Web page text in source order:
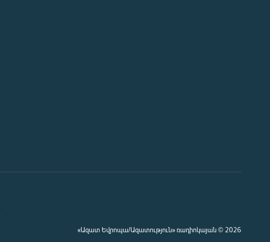
«Ազատ Եվրոպա/Ազատություն» ռադիոկայան © 2026